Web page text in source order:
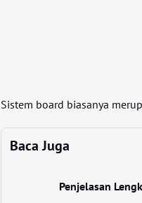
Sistem board biasanya
Baca Juga
Penjelasan